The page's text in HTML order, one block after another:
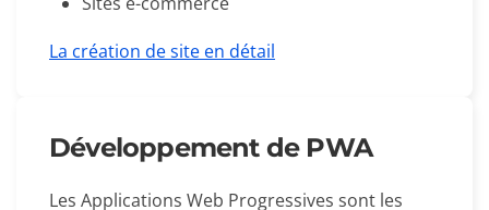
La création de site en détail
Développement de PWA
Les Applications Web Progressives sont les